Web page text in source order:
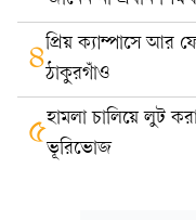
৪প্রিয় ক্যাম্পাসে আর
ঠাকুরগাঁও
৫হামলা চালিয়ে লুট
ভূরিভোজ